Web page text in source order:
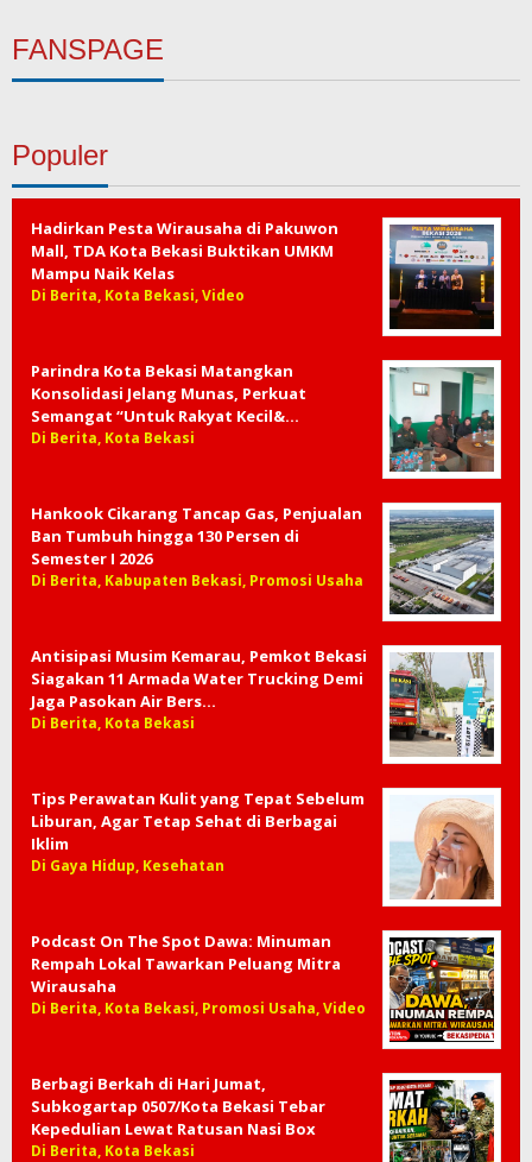
FANSPAGE
Populer
Hadirkan Pesta Wirausaha di Pakuwon
Mall, TDA Kota Bekasi Buktikan UMKM
Mampu Naik Kelas
Di Berita, Kota Bekasi, Video
Parindra Kota Bekasi Matangkan
Konsolidasi Jelang Munas, Perkuat
Semangat “Untuk Rakyat Kecil&…
Di Berita, Kota Bekasi
Hankook Cikarang Tancap Gas, Penjualan
Ban Tumbuh hingga 130 Persen di
Semester I 2026
Di Berita, Kabupaten Bekasi, Promosi Usaha
Antisipasi Musim Kemarau, Pemkot Bekasi
Siagakan 11 Armada Water Trucking Demi
Jaga Pasokan Air Bers…
Di Berita, Kota Bekasi
Tips Perawatan Kulit yang Tepat Sebelum
Liburan, Agar Tetap Sehat di Berbagai
Iklim
Di Gaya Hidup, Kesehatan
Podcast On The Spot Dawa: Minuman
Rempah Lokal Tawarkan Peluang Mitra
Wirausaha
Di Berita, Kota Bekasi, Promosi Usaha, Video
Berbagi Berkah di Hari Jumat,
Subkogartap 0507/Kota Bekasi Tebar
Kepedulian Lewat Ratusan Nasi Box
Di Berita, Kota Bekasi